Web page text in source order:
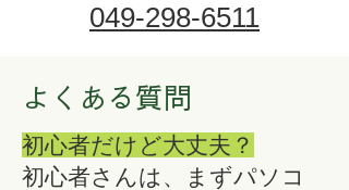
049-298-6511
​よくある質問
初心者だけど大丈夫？
初心者さんは、まずパソコ